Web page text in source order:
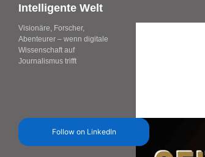
Intelligente Welt
Visionäre, Forscher,
Abenteurer – wenn digitale
Wissenschaft auf
Journalismus trifft
Follow on LinkedIn